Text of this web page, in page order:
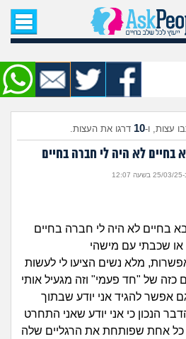
עמוד הבית
שאל שאלה
שאלות חדשות
שאלות שעוררו עניין
עצות חדשות
מתחם הטיפים
מדורים
זוגיות
חיפוש שאלות
עצות, ו-10 דרגו את העצות.
צבא בחיים לא היה לי חברה בחיים
שכבתי עם מישהי
מלא נשים הציעו לי לעשות
כזה של "חד פעמי" וזה מגעיל אותי
אפשר להגיד אני יודע שבתוך
הנכון כי אני יודע שאני התחרט
אחת שפותחת את הרגליים שלה